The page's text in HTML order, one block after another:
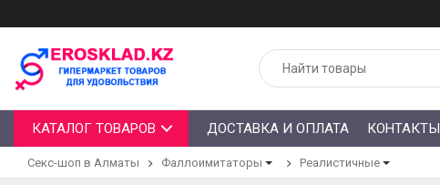
КАТАЛОГ ТОВАРОВ ДОСТАВКА И ОПЛАТА КОНТАКТЫ
Секс-шоп в Алматы Фаллоимитаторы Реалистичные